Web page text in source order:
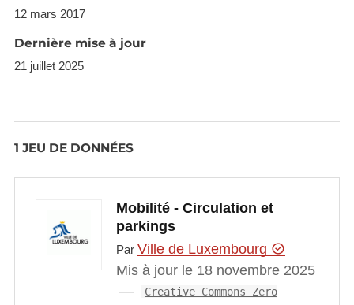
12 mars 2017
Dernière mise à jour
21 juillet 2025
1 JEU DE DONNÉES
Mobilité - Circulation et
parkings
Par Ville de Luxembourg
Mis à jour le 18 novembre 2025
Creative Commons Zero